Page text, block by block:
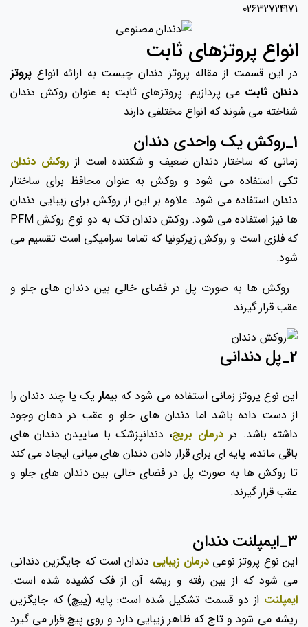
02632724171
انواع پروتزهای ثابت
در این قسمت از مقاله پروتز دندان چیست به ارائه انواع پروتز
دندان ثابت می پردازیم. پروتزهای ثابت به عنوان روکش دندان
شناخته می شوند که انواع مختلفی دارند
1_روکش یک واحدی دندان
زمانی که ساختار دندان ضعیف و شکننده است از روکش دندان
تکی استفاده می شود و روکش به عنوان محافظ برای ساختار
دندان استفاده می شود. علاوه بر این از روکش برای زیبایی دندان
ها نیز استفاده می شود. روکش دندان تک به دو نوع روکش PFM
که فلزی است و روکش زیرکونیا که تماما سرامیکی است تقسیم می
شود.
روکش ها به صورت پل در فضای خالی بین دندان های جلو و
عقب قرار گیرند.
2_پل دندانی
این نوع پروتز زمانی استفاده می شود که بیماریک یا چند دندان را
از دست داده باشد اما دندان های جلو و عقب در دهان وجود
داشته باشد. در درمان بریج، دندانپزشک با ساییدن دندان های
باقی مانده، پایه ای برای قرار دادن دندان های میانی ایجاد می کند
تا روکش ها به صورت پل در فضای خالی بین دندان های جلو و
عقب قرار گیرند.
3_ایمپلنت دندان
این نوع پروتز نوعی درمان زیبایی دندان است که جایگزین دندانی
می شود که از بین رفته و ریشه آن از فک کشیده شده است.
ایمپلنت از دو قسمت تشکیل شده است: پایه (پیچ) که جایگزین
ریشه می شود و تاج که ظاهر زیبایی دارد و روی پیچ قرار می گیرد